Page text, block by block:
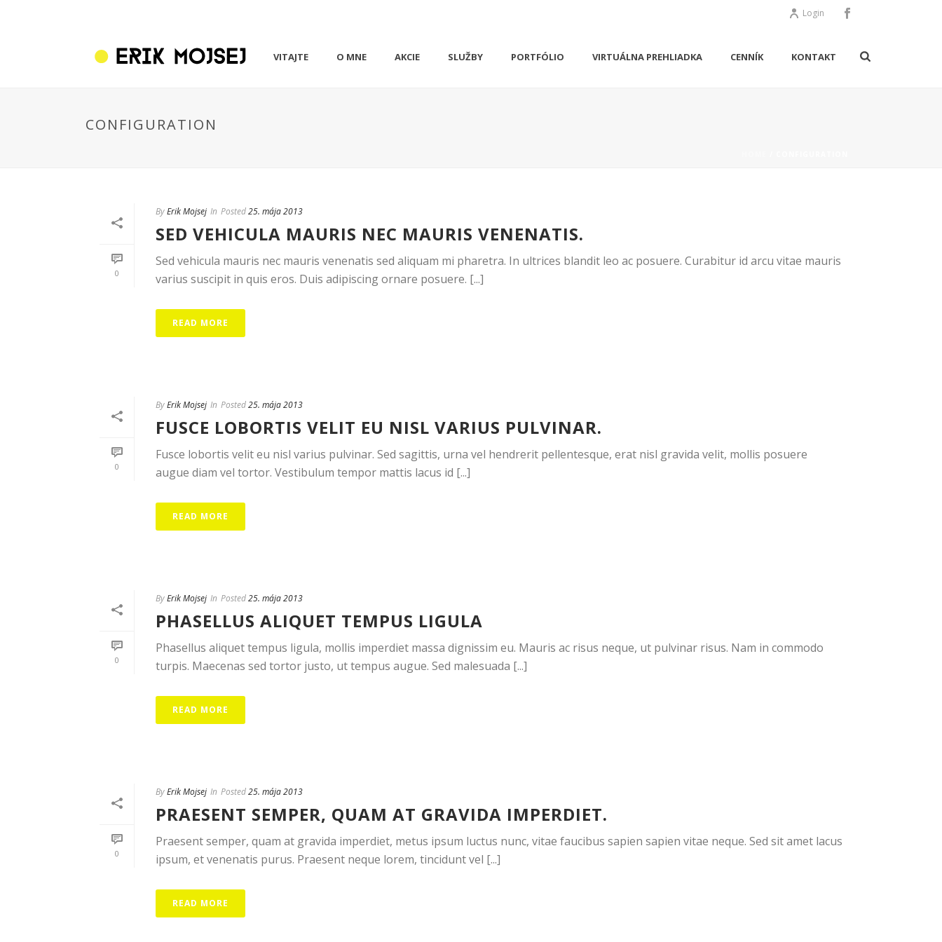
Login
VITAJTE O MNE AKCIE SLUŽBY PORTFÓLIO VIRTUÁLNA PREHLIADKA CENNÍK KONTAKT
CONFIGURATION
0
ByErik Mojsej In Posted25. mája 2013
SED VEHICULA MAURIS NEC MAURIS VENENATIS.
Sed vehicula mauris nec mauris venenatis sed aliquam mi pharetra. In ultrices blandit leo ac posuere. Curabitur id arcu vitae mauris
varius suscipit in quis eros. Duis adipiscing ornare posuere. [...]
READ MORE
0
ByErik Mojsej In Posted25. mája 2013
FUSCE LOBORTIS VELIT EU NISL VARIUS PULVINAR.
Fusce lobortis velit eu nisl varius pulvinar. Sed sagittis, urna vel hendrerit pellentesque, erat nisl gravida velit, mollis posuere
augue diam vel tortor. Vestibulum tempor mattis lacus id [...]
READ MORE
0
ByErik Mojsej In Posted25. mája 2013
PHASELLUS ALIQUET TEMPUS LIGULA
Phasellus aliquet tempus ligula, mollis imperdiet massa dignissim eu. Mauris ac risus neque, ut pulvinar risus. Nam in commodo
turpis. Maecenas sed tortor justo, ut tempus augue. Sed malesuada [...]
READ MORE
0
ByErik Mojsej In Posted25. mája 2013
PRAESENT SEMPER, QUAM AT GRAVIDA IMPERDIET.
Praesent semper, quam at gravida imperdiet, metus ipsum luctus nunc, vitae faucibus sapien sapien vitae neque. Sed sit amet lacus
ipsum, et venenatis purus. Praesent neque lorem, tincidunt vel [...]
READ MORE